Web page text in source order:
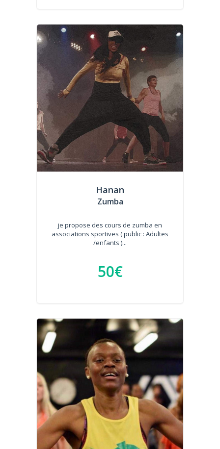
Hanan
Zumba
je propose des cours de zumba en
associations sportives ( public : Adultes
/enfants )...
50€